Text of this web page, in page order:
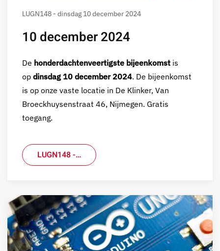
LUGN148 - dinsdag 10 december 2024
10 december 2024
De honderdachtenveertigste bijeenkomst is
op dinsdag 10 december 2024. De bijeenkomst
is op onze vaste locatie in De Klinker, Van
Broeckhuysenstraat 46, Nijmegen. Gratis
toegang.
LUGN148 -…